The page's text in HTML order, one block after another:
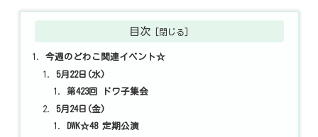
目次
今週のどわこ関連イベント☆
5月22日(水)
第423回 ドワ子集会
5月24日(金)
DWK☆48 定期公演